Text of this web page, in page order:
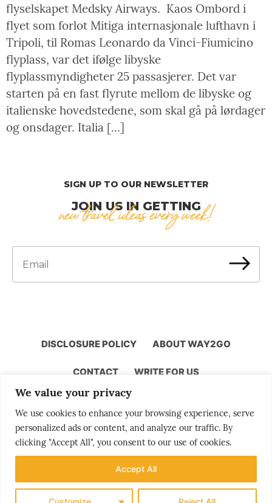
We value your privacy
We use cookies to enhance your browsing experience, serve
personalized ads or content, and analyze our traffic. By
clicking "Accept All", you consent to our use of cookies.
Accept All
flyselskapet Medsky Airways. Kaos Ombord i
flyet som forlot Mitiga internasjonale lufthavn i
Tripoli, til Romas Leonardo da Vinci-Fiumicino
flyplass, var det ifølge libyske
flyplassmyndigheter 25 passasjerer. Det var
starten på en fast flyrute mellom de libyske og
italienske hovedstedene, som skal gå på lørdager
og onsdager. Italia […]
SIGN UP TO OUR NEWSLETTER
JOIN US IN GETTING
new travel ideas every week!
DISCLOSURE POLICY ABOUT WAY2GO
CONTACT WRITE FOR US
Storytelling by Bjørn Moholdt